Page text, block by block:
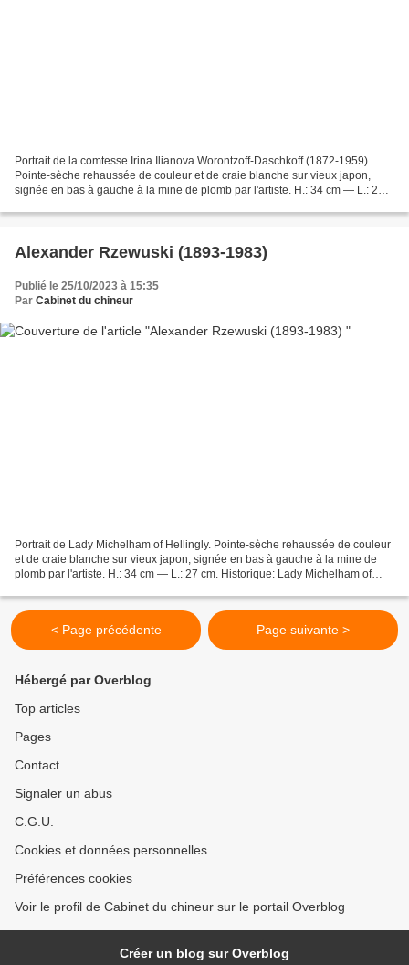
Portrait de la comtesse Irina Ilianova Worontzoff-Daschkoff (1872-1959).
Pointe-sèche rehaussée de couleur et de craie blanche sur vieux japon,
signée en bas à gauche à la mine de plomb par l'artiste. H.: 34 cm — L.: 27
Alexander Rzewuski (1893-1983)
Publié le 25/10/2023 à 15:35
Par Cabinet du chineur
Portrait de Lady Michelham of Hellingly. Pointe-sèche rehaussée de couleur
et de craie blanche sur vieux japon, signée en bas à gauche à la mine de
plomb par l'artiste. H.: 34 cm — L.: 27 cm. Historique: Lady Michelham of
< Page précédente Page suivante >
Hébergé par Overblog
Top articles
Pages
Contact
Signaler un abus
C.G.U.
Cookies et données personnelles
Préférences cookies
Voir le profil de Cabinet du chineur sur le portail Overblog
Créer un blog sur Overblog